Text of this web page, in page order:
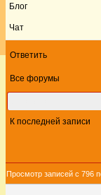
Блог
Чат
Ответить
Все форумы
К последней записи
Просмотр записей с 796